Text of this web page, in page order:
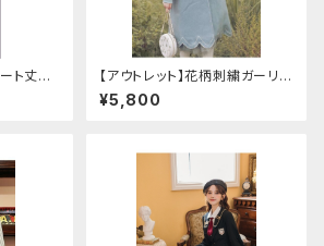
ト丈シ
【アウトレット】花柄刺繍ガーリー
フードコート（Lサイズ
¥5,800